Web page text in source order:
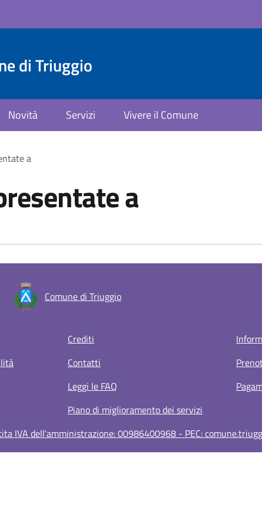
di Triuggio
Novità Servizi Vivere il Comune
a
a
Comune di Triuggio
Crediti
Contatti
Leggi le FAQ
Piano di miglioramento dei servizi
IVA dell'amministrazione: 00986400968 - PEC: